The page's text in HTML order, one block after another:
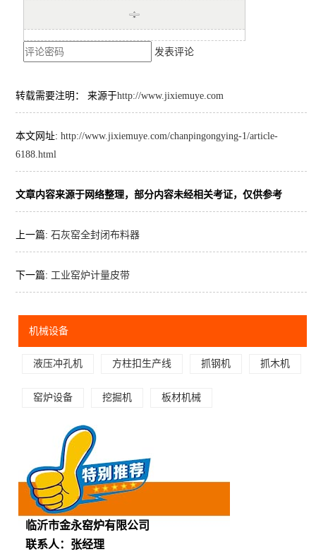
发表评论
转载需要注明： 来源于http://www.jixiemuye.com
本文网址: http://www.jixiemuye.com/chanpingongying-1/article-
6188.html
文章内容来源于网络整理，部分内容未经相关考证，仅供参考
上一篇: 石灰窑全封闭布料器
下一篇: 工业窑炉计量皮带
机械设备
液压冲孔机 方柱扣生产线 抓钢机 抓木机
窑炉设备 挖掘机 板材机械
临沂市金永窑炉有限公司
联系人：张经理